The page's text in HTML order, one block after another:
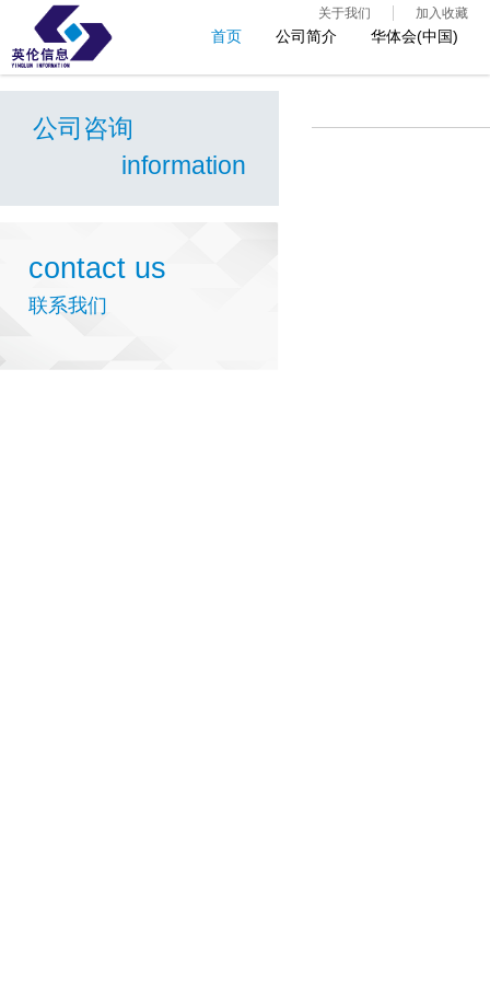
首页 公司简介 华体会(中国)
关于我们 加入收藏
公司咨询
information
contact us
联系我们